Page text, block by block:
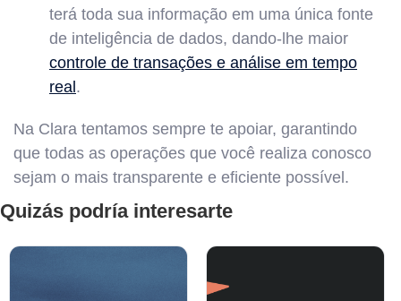
terá toda sua informação em uma única fonte
de inteligência de dados, dando-lhe maior
controle de transações e análise em tempo
real.
Na Clara tentamos sempre te apoiar, garantindo
que todas as operações que você realiza conosco
sejam o mais transparente e eficiente possível.
Quizás podría interesarte